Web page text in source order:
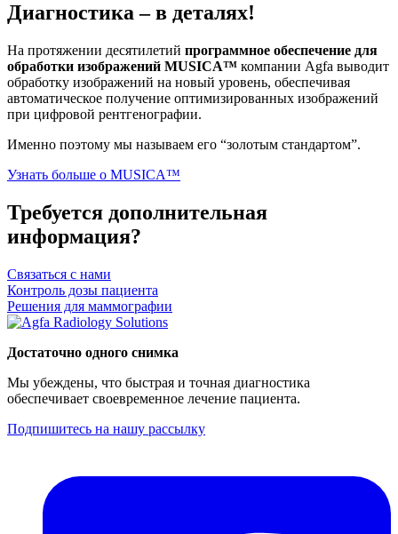
Диагностика – в деталях!
На протяжении десятилетий программное обеспечение для
обработки изображений MUSICA™ компании Agfa выводит
обработку изображений на новый уровень, обеспечивая
автоматическое получение оптимизированных изображений
при цифровой рентгенографии.
Именно поэтому мы называем его “золотым стандартом”.
Узнать больше о MUSICA™
Требуется дополнительная
информация?
Связаться с нами
Контроль дозы пациента
Решения для маммографии
Достаточно одного снимка
Мы убеждены, что быстрая и точная диагностика
обеспечивает своевременное лечение пациента.
Подпишитесь на нашу рассылку